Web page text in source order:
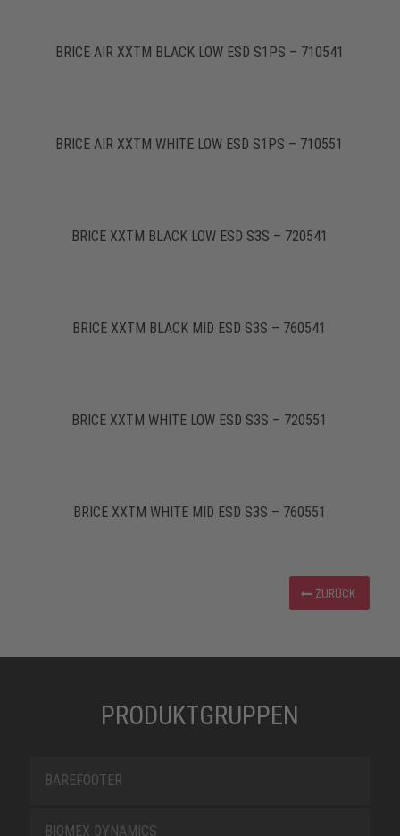
BRICE AIR XXTM BLACK LOW ESD S1PS – 710541
BRICE AIR XXTM WHITE LOW ESD S1PS – 710551
BRICE XXTM BLACK LOW ESD S3S – 720541
BRICE XXTM BLACK MID ESD S3S – 760541
BRICE XXTM WHITE LOW ESD S3S – 720551
BRICE XXTM WHITE MID ESD S3S – 760551
ZURÜCK
PRODUKTGRUPPEN
BAREFOOTER
BIOMEX DYNAMICS